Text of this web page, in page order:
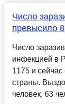
Число
превысило
Число
инфекцией в
1175 и сейчас
страны.
человек, 63